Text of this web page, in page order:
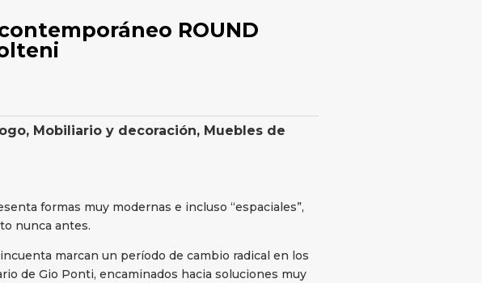
ROUND
, Mobiliario y decoración, Muebles de
formas muy modernas e incluso “espaciales”,
nunca antes.
marcan un período de cambio radical en los
de Gio Ponti, encaminados hacia soluciones muy